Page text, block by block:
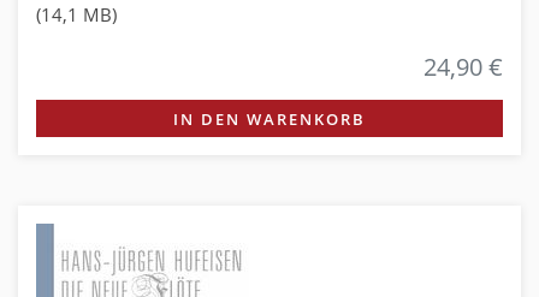
(14,1 MB)
24,90 €
IN DEN WARENKORB